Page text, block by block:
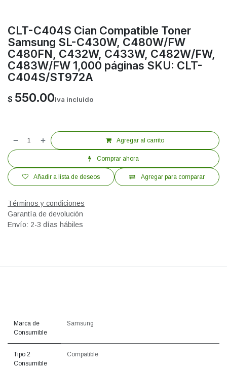
CLT-C404S Cian Compatible Toner
Samsung SL-C430W, C480W/FW
C480FN, C432W, C433W, C482W/FW,
C483W/FW 1,000 páginas SKU: CLT-
C404S/ST972A
$ 550.00Iva incluido
Agregar al carrito
Comprar ahora
Agregar para comparar
Añadir a lista de deseos
Términos y condiciones
Garantía de devolución
Envío: 2-3 días hábiles
Marca de
Consumible
Samsung
Tipo 2
Consumible
Compatible